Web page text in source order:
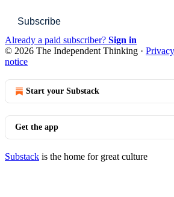
Subscribe
Already a paid subscriber? Sign in
© 2026 The Independent Thinking · Privacy
notice
Start your Substack
Get the app
Substack is the home for great culture